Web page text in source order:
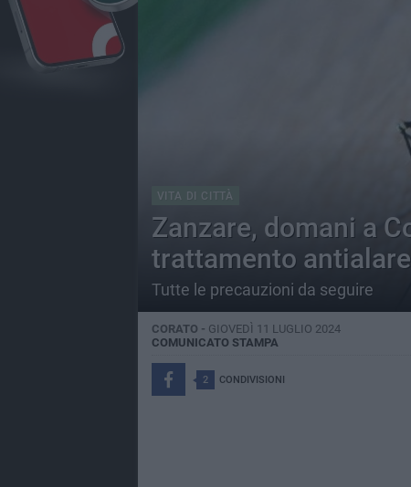
VITA DI CITTÀ
Zanzare, domani a
trattamento antialare
Tutte le precauzioni da seguire
CORATO - GIOVEDÌ 11 LUGLIO 2024
COMUNICATO STAMPA
2 CONDIVISIONI